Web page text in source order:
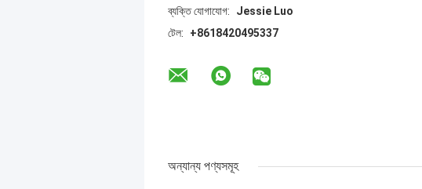
ব্যক্তি যোগাযোগ:
Jessie Luo
টেল:
+8618420495337
অন্যান্য পণ্যসমূহ